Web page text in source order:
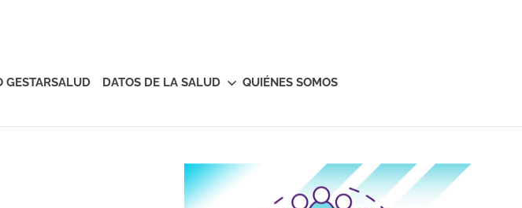
GESTARSALUD DATOS DE LA SALUD QUIÉNES SOMOS